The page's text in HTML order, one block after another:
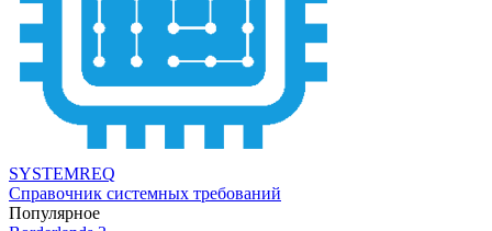
SYSTEMREQ
Справочник системных требований
Популярное